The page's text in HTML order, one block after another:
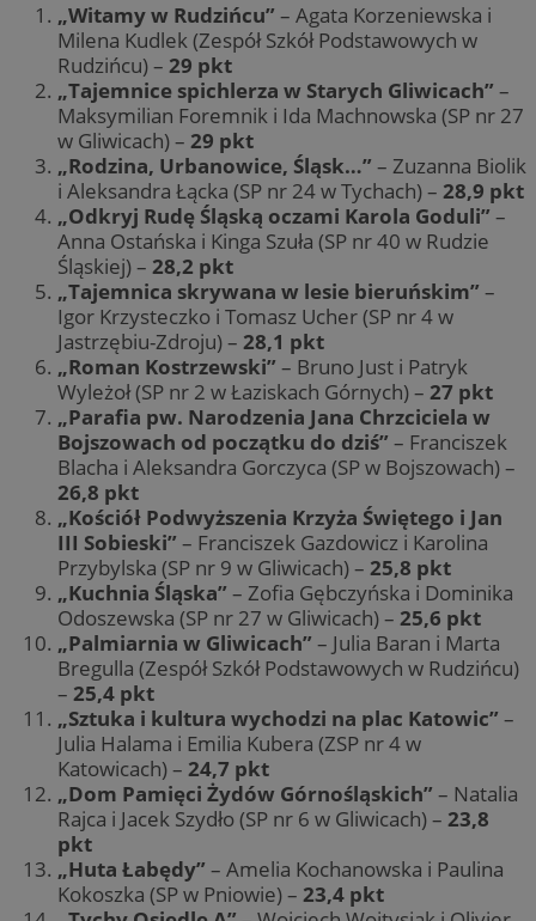
„Witamy w Rudzińcu” – Agata Korzeniewska i
Milena Kudlek (Zespół Szkół Podstawowych w
Rudzińcu) – 29 pkt
„Tajemnice spichlerza w Starych Gliwicach” –
Maksymilian Foremnik i Ida Machnowska (SP nr 27
w Gliwicach) – 29 pkt
„Rodzina, Urbanowice, Śląsk…” – Zuzanna Biolik
i Aleksandra Łącka (SP nr 24 w Tychach) – 28,9 pkt
„Odkryj Rudę Śląską oczami Karola Goduli” –
Anna Ostańska i Kinga Szuła (SP nr 40 w Rudzie
Śląskiej) – 28,2 pkt
„Tajemnica skrywana w lesie bieruńskim” –
Igor Krzysteczko i Tomasz Ucher (SP nr 4 w
Jastrzębiu-Zdroju) – 28,1 pkt
„Roman Kostrzewski” – Bruno Just i Patryk
Wyleżoł (SP nr 2 w Łaziskach Górnych) – 27 pkt
„Parafia pw. Narodzenia Jana Chrzciciela w
Bojszowach od początku do dziś” – Franciszek
Blacha i Aleksandra Gorczyca (SP w Bojszowach) –
26,8 pkt
„Kościół Podwyższenia Krzyża Świętego i Jan
III Sobieski” – Franciszek Gazdowicz i Karolina
Przybylska (SP nr 9 w Gliwicach) – 25,8 pkt
„Kuchnia Śląska” – Zofia Gębczyńska i Dominika
Odoszewska (SP nr 27 w Gliwicach) – 25,6 pkt
„Palmiarnia w Gliwicach” – Julia Baran i Marta
Bregulla (Zespół Szkół Podstawowych w Rudzińcu)
– 25,4 pkt
„Sztuka i kultura wychodzi na plac Katowic” –
Julia Halama i Emilia Kubera (ZSP nr 4 w
Katowicach) – 24,7 pkt
„Dom Pamięci Żydów Górnośląskich” – Natalia
Rajca i Jacek Szydło (SP nr 6 w Gliwicach) – 23,8
pkt
„Huta Łabędy” – Amelia Kochanowska i Paulina
Kokoszka (SP w Pniowie) – 23,4 pkt